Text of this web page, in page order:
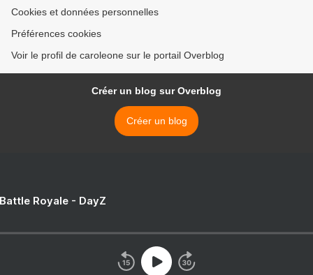
Cookies et données personnelles
Préférences cookies
Voir le profil de caroleone sur le portail Overblog
Créer un blog sur Overblog
Créer un blog
Royale - DayZ